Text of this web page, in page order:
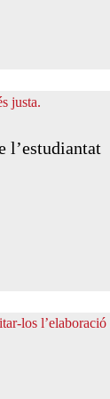
l’estudiantat